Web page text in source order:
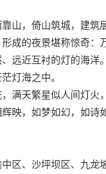
山，倚山筑城，建筑
形成的夜景堪称惊奇：
远近互衬的灯的海洋。
灯海之中。
满天繁星似人间灯火
辉映，如梦如幻，如诗
区、沙坪坝区、九龙